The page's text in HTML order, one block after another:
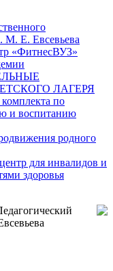
М. Е. Евсевьева
«ФитнесВУЗ»
ЛАГЕРЯ
комплекта по
и воспитанию
родного
для инвалидов и
здоровья